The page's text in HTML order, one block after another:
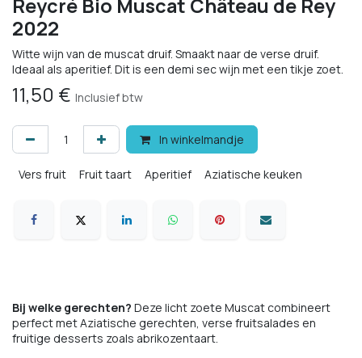
Reycré Bio Muscat Château de Rey
2022
Witte wijn van de muscat druif. Smaakt naar de verse druif.
Ideaal als aperitief. Dit is een demi sec wijn met een tikje zoet.
11,50 € Inclusief btw
In winkelmandje
Vers fruit Fruit taart Aperitief Aziatische keuken
Bij welke gerechten? Deze licht zoete Muscat combineert
perfect met Aziatische gerechten, verse fruitsalades en
fruitige desserts zoals abrikozentaart.